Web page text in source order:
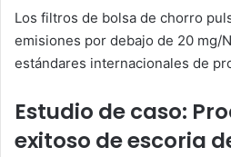
Los filtros de bolsa de chorro
emisiones por debajo de 20 mg/
estándares internacionales de
Estudio de caso:
exitoso de escoria